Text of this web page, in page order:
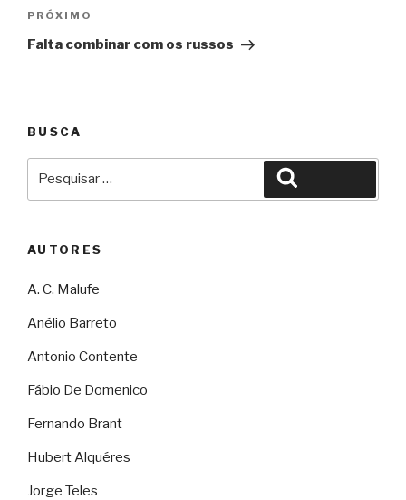
Próximo
PRÓXIMO
Falta combinar com os russos
BUSCA
AUTORES
A. C. Malufe
Anélio Barreto
Antonio Contente
Fábio De Domenico
Fernando Brant
Hubert Alquéres
Jorge Teles